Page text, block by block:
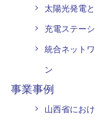
太陽光発電
充電ステー
統合ネット
ン
事業事例
山西省にお